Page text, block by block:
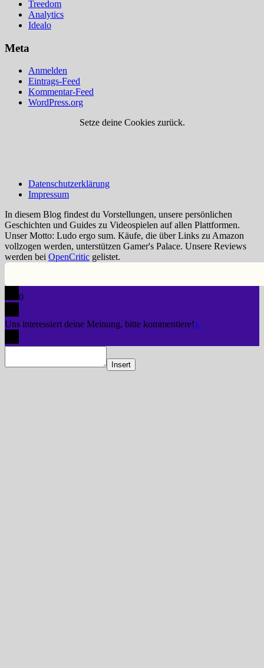
Treedom
Analytics
Idealo
Meta
Anmelden
Eintrags-Feed
Kommentar-Feed
WordPress.org
Setze deine Cookies zurück.
Datenschutzerklärung
Impressum
In diesem Blog findest du Vorstellungen, unsere persönlichen
Geschichten und Guides zu Videospielen auf allen Plattformen.
Unser Motto: Ludo ergo sum. Käufe, die über Links zu Amazon
vollzogen werden, unterstützen Gamer's Palace. Unsere Reviews
werden bei OpenCritic gelistet.
0
Uns interessiert deine Meinung, bitte kommentiere!x
Insert